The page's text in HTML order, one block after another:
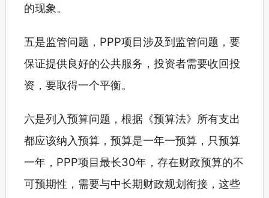
的现象。
五是监管问题，PPP项目涉及到监管问题，要
保证提供良好的公共服务，投资者需要收回投
资，要取得一个平衡。
六是列入预算问题，根据《预算法》所有支出
都应该纳入预算，预算是一年一预算，只预算
一年，PPP项目最长30年，存在财政预算的不
可预期性，需要与中长期财政规划衔接，这些